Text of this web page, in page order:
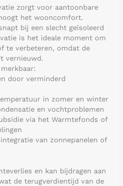
zorgt voor aantoonbare
het wooncomfort.
bij een slecht geïsoleerd
is het ideale moment om
te verbeteren, omdat de
vernieuwd.
door verminderd
in zomer en winter
en vochtproblemen
via het Warmtefonds of
van zonnepanelen of
en kan bijdragen aan
de terugverdientijd van de